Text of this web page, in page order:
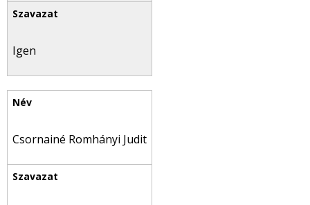
Igen
Csornainé Romhányi Judit